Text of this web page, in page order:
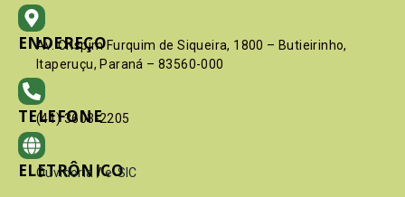
ENDEREÇO
Av. Crispim Furquim de Siqueira, 1800 – Butieirinho,
Itaperuçu, Paraná – 83560-000
TELEFONE
(41) 3603-2205
ELETRÔNICO
Ouvidoria / e-SIC